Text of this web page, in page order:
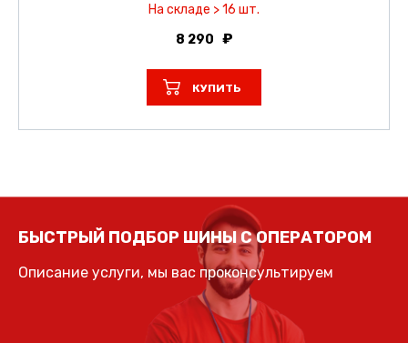
На складе > 16 шт.
8 290
КУПИТЬ
БЫСТРЫЙ ПОДБОР ШИНЫ С ОПЕРАТОРОМ
Описание услуги, мы вас проконсультируем